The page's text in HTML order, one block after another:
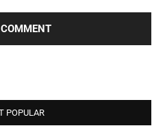
POPULAR